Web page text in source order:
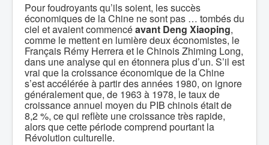
Pour foudroyants qu’ils soient, les succès
économiques de la Chine ne sont pas … tombés du
ciel et avaient commencéavant Deng Xiaoping,
comme le mettent en lumière deux économistes, le
Français Rémy Herrera et le Chinois Zhiming Long,
dans une analyse qui en étonnera plus d’un. S’il est
vrai que la croissance économique de la Chine
s’est accélérée à partir des années 1980, on ignore
généralement que, de 1963 à 1978, le taux de
croissance annuel moyen du PIB chinois était de
8,2 %, ce qui reflète une croissance très rapide,
alors que cette période comprend pourtant la
Révolution culturelle.